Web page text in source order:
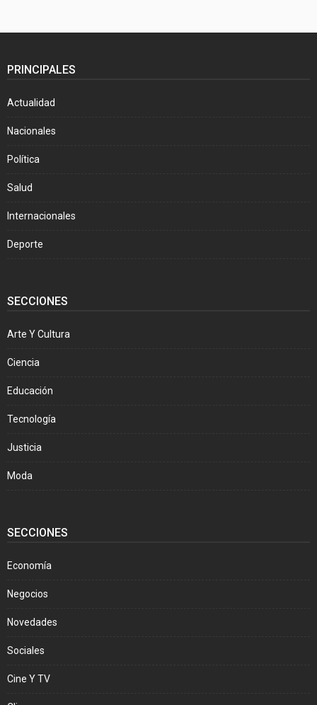
PRINCIPALES
Actualidad
Nacionales
Política
Salud
Internacionales
Deporte
SECCIONES
Arte Y Cultura
Ciencia
Educación
Tecnología
Justicia
Moda
SECCIONES
Economía
Negocios
Novedades
Sociales
Cine Y TV